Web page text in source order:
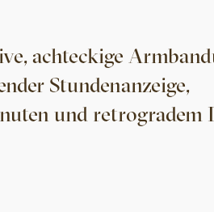
achteckige
Stundenanzeige,
und retrogradem